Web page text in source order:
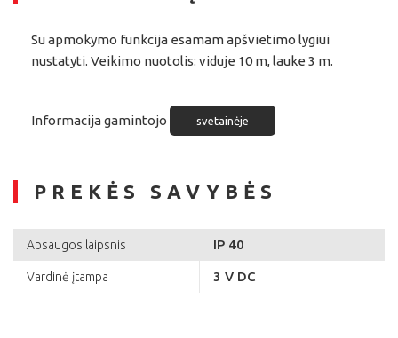
Su apmokymo funkcija esamam apšvietimo lygiui
nustatyti. Veikimo nuotolis: viduje 10 m, lauke 3 m.
Informacija gamintojo svetainėje
PREKĖS SAVYBĖS
Apsaugos laipsnis IP 40
Vardinė įtampa 3 V DC